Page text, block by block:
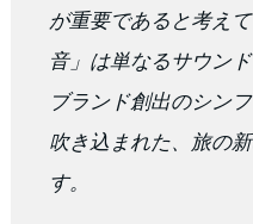
が重要であると考え
音」は単なるサウン
ブランド創出のシン
吹き込まれた、旅の
す。